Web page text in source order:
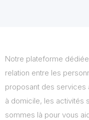
Notre plateforme
relation entre les
proposant des services
à domicile, les activités
sommes là pour vous